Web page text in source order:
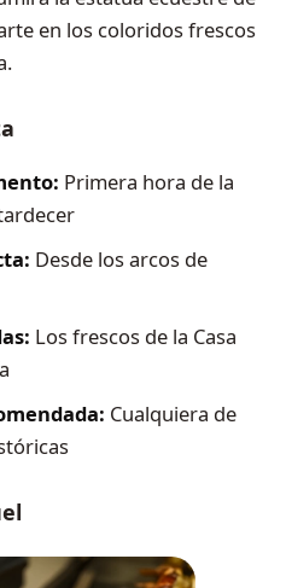
en los coloridos frescos
Primera hora de la
Desde los arcos de
Los frescos de la Casa
Cualquiera de